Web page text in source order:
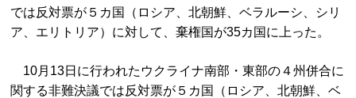
では反対票が５カ国（ロシア、北朝鮮、ベラルーシ、シリ
ア、エリトリア）に対して、棄権国が35カ国に上った。
10月13日に行われたウクライナ南部・東部の４州併合に
関する非難決議では反対票が５カ国（ロシア、北朝鮮、ベ